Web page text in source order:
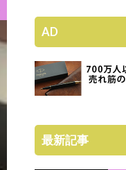
AD
最新記事